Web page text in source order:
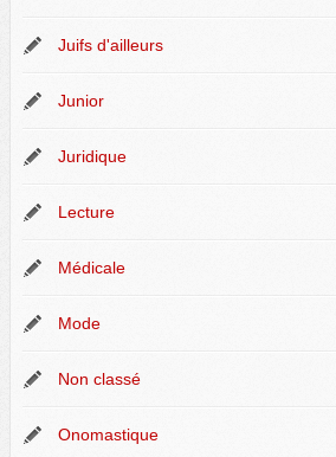
Juifs d'ailleurs
Junior
Juridique
Lecture
Médicale
Mode
Non classé
Onomastique